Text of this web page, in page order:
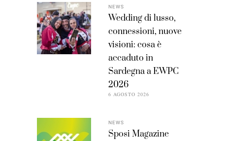
NEWS
Wedding di lusso,
connessioni, nuove
visioni: cosa è
accaduto in
Sardegna a EWPC
2026
6 AGOSTO 2026
NEWS
Sposi Magazine